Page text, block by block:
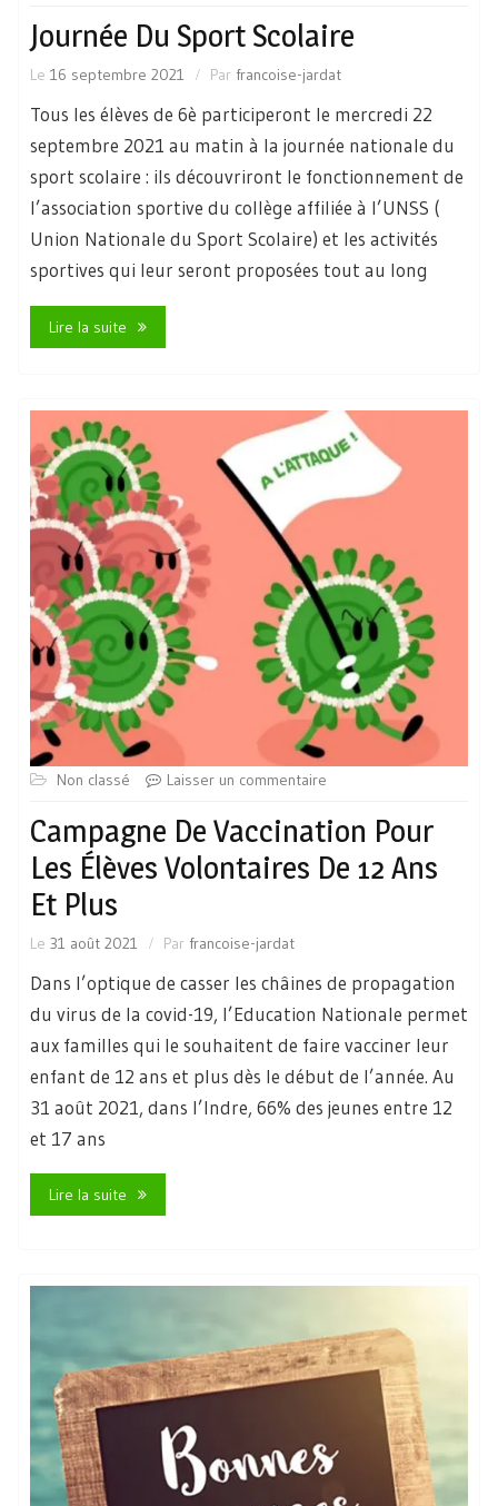
Journée Du Sport Scolaire
Le 16 septembre 2021 Par francoise-jardat
Tous les élèves de 6è participeront le mercredi 22
septembre 2021 au matin à la journée nationale du
sport scolaire : ils découvriront le fonctionnement de
l’association sportive du collège affiliée à l’UNSS (
Union Nationale du Sport Scolaire) et les activités
sportives qui leur seront proposées tout au long
Lire la suite
Non classé Laisser un commentaire
Campagne De Vaccination Pour
Les Élèves Volontaires De 12 Ans
Et Plus
Le 31 août 2021 Par francoise-jardat
Dans l’optique de casser les châines de propagation
du virus de la covid-19, l’Education Nationale permet
aux familles qui le souhaitent de faire vacciner leur
enfant de 12 ans et plus dès le début de l’année. Au
31 août 2021, dans l’Indre, 66% des jeunes entre 12
et 17 ans
Lire la suite